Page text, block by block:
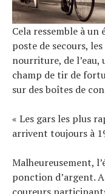
Cela ressemble à
poste de secours,
nourriture, de l’eau,
champ de tir de
sur des boîtes de
« Les gars les plus
arrivent toujours à
Malheureusement,
ponction d’argent.